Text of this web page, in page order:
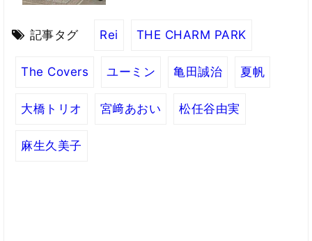
記事タグ Rei THE CHARM PARK
The Covers ユーミン 亀田誠治 夏帆
大橋トリオ 宮﨑あおい 松任谷由実
麻生久美子